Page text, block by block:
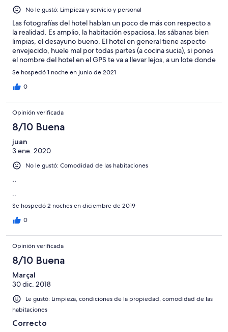
No le gustó: Limpieza y servicio y personal
Las fotografías del hotel hablan un poco de más con respecto a
la realidad. Es amplio, la habitación espaciosa, las sábanas bien
limpias, el desayuno bueno. El hotel en general tiene aspecto
envejecido, huele mal por todas partes (a cocina sucia), si pones
el nombre del hotel en el GPS te va a llevar lejos, a un lote donde
no existe nada. Después de estar allí dudo de la mayoría de
comentarios 10.0 que aparecen.
Se hospedó 1 noche en junio de 2021
0
Opinión verificada
8/10 Buena
juan
3 ene. 2020
No le gustó: Comodidad de las habitaciones
..
..
Se hospedó 2 noches en diciembre de 2019
0
Opinión verificada
8/10 Buena
Marçal
30 dic. 2018
Le gustó: Limpieza, condiciones de la propiedad, comodidad de las
habitaciones
Correcto